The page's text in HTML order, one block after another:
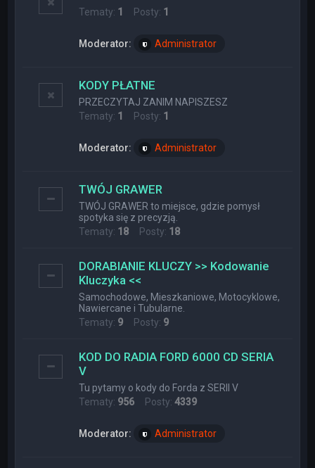
Tematy: 1 Posty: 1
Moderator: Administrator
KODY PŁATNE
PRZECZYTAJ ZANIM NAPISZESZ
Tematy: 1 Posty: 1
Moderator: Administrator
TWÓJ GRAWER
TWÓJ GRAWER to miejsce, gdzie pomysł
spotyka się z precyzją.
Tematy: 18 Posty: 18
DORABIANIE KLUCZY >> Kodowanie
Kluczyka <<
Samochodowe, Mieszkaniowe, Motocyklowe,
Nawiercane i Tubularne.
Tematy: 9 Posty: 9
KOD DO RADIA FORD 6000 CD SERIA
V
Tu pytamy o kody do Forda z SERII V
Tematy: 956 Posty:4339
Moderator: Administrator